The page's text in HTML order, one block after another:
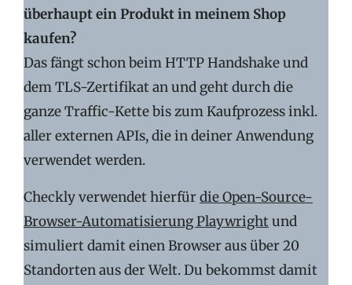
überhaupt ein Produkt in meinem Shop
kaufen?
Das fängt schon beim HTTP Handshake und
dem TLS-Zertifikat an und geht durch die
ganze Traffic-Kette bis zum Kaufprozess inkl.
aller externen APIs, die in deiner Anwendung
verwendet werden.
Checkly verwendet hierfürdie Open-Source-
Browser-Automatisierung Playwrightund
simuliert damit einen Browser aus über 20
Standorten aus der Welt. Du bekommst damit